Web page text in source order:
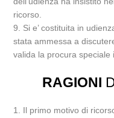
ricorso.
9. Si e’ costituita in
stata ammessa a
valida la procura speciale
RAGIONI
1. Il primo motivo di